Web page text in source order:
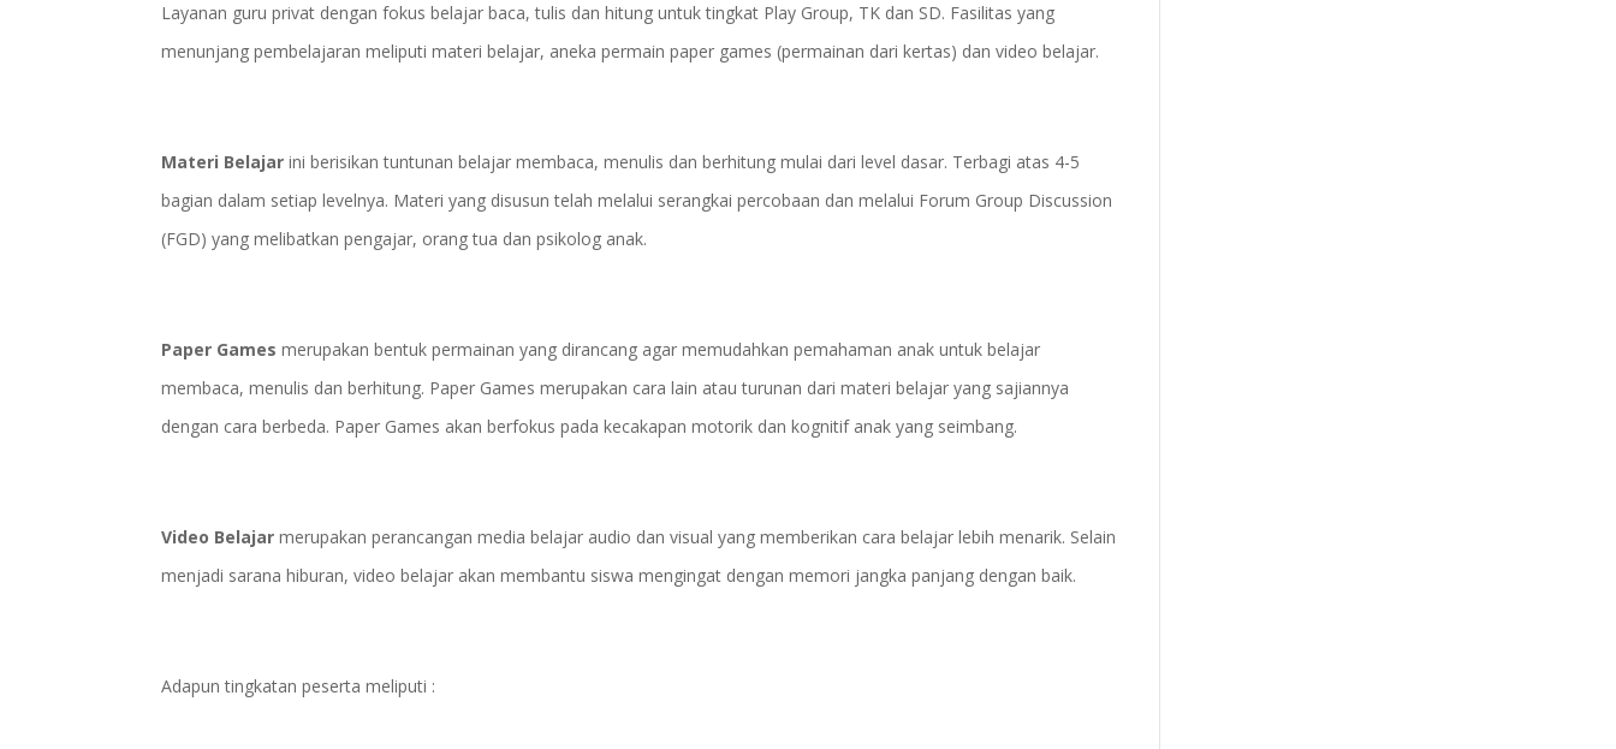
Layanan guru privat dengan fokus belajar baca, tulis dan hitung untuk tingkat Play Group, TK dan SD. Fasilitas yang
menunjang pembelajaran meliputi materi belajar, aneka permain paper games (permainan dari kertas) dan video belajar.
Materi Belajar ini berisikan tuntunan belajar membaca, menulis dan berhitung mulai dari level dasar. Terbagi atas 4-5
bagian dalam setiap levelnya. Materi yang disusun telah melalui serangkai percobaan dan melalui Forum Group Discussion
(FGD) yang melibatkan pengajar, orang tua dan psikolog anak.
Paper Games merupakan bentuk permainan yang dirancang agar memudahkan pemahaman anak untuk belajar
membaca, menulis dan berhitung. Paper Games merupakan cara lain atau turunan dari materi belajar yang sajiannya
dengan cara berbeda. Paper Games akan berfokus pada kecakapan motorik dan kognitif anak yang seimbang.
Video Belajar merupakan perancangan media belajar audio dan visual yang memberikan cara belajar lebih menarik. Selain
menjadi sarana hiburan, video belajar akan membantu siswa mengingat dengan memori jangka panjang dengan baik.
Adapun tingkatan peserta meliputi :